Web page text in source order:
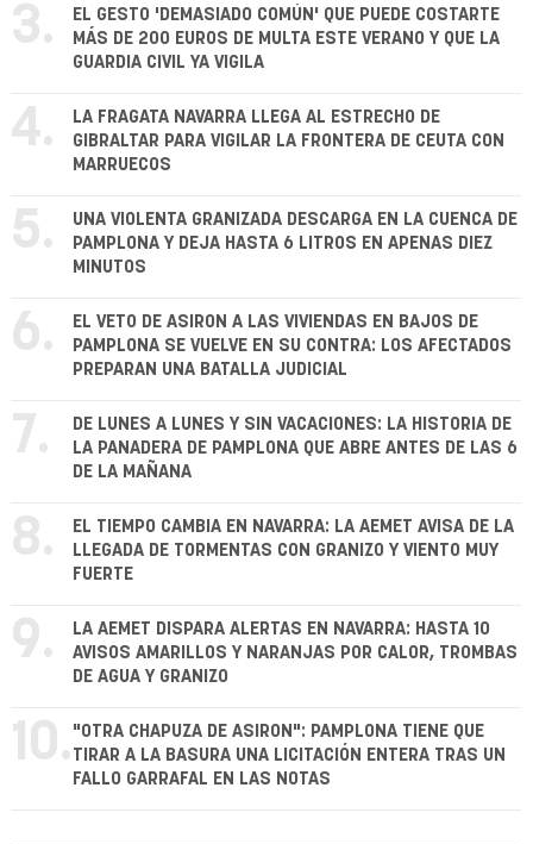
3.
EL GESTO 'DEMASIADO COMÚN' QUE PUEDE COSTARTE
MÁS DE 200 EUROS DE MULTA ESTE VERANO Y QUE LA
GUARDIA CIVIL YA VIGILA
4.
LA FRAGATA NAVARRA LLEGA AL ESTRECHO DE
GIBRALTAR PARA VIGILAR LA FRONTERA DE CEUTA CON
MARRUECOS
5.
UNA VIOLENTA GRANIZADA DESCARGA EN LA CUENCA DE
PAMPLONA Y DEJA HASTA 6 LITROS EN APENAS DIEZ
MINUTOS
6.
EL VETO DE ASIRON A LAS VIVIENDAS EN BAJOS DE
PAMPLONA SE VUELVE EN SU CONTRA: LOS AFECTADOS
PREPARAN UNA BATALLA JUDICIAL
7.
DE LUNES A LUNES Y SIN VACACIONES: LA HISTORIA DE
LA PANADERA DE PAMPLONA QUE ABRE ANTES DE LAS 6
DE LA MAÑANA
8.
EL TIEMPO CAMBIA EN NAVARRA: LA AEMET AVISA DE LA
LLEGADA DE TORMENTAS CON GRANIZO Y VIENTO MUY
FUERTE
9.
LA AEMET DISPARA ALERTAS EN NAVARRA: HASTA 10
AVISOS AMARILLOS Y NARANJAS POR CALOR, TROMBAS
DE AGUA Y GRANIZO
10. "OTRA CHAPUZA DE ASIRON": PAMPLONA TIENE QUE
TIRAR A LA BASURA UNA LICITACIÓN ENTERA TRAS UN
FALLO GARRAFAL EN LAS NOTAS